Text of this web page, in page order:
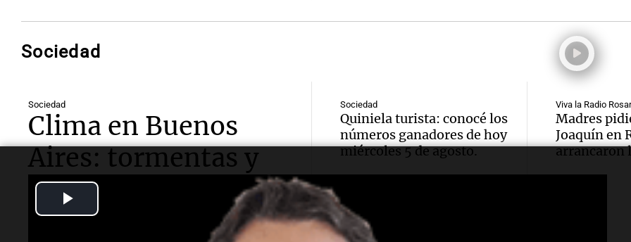
Episodios
herido
Panorama
Episodios
la
atrás
de
Audio.
estuvo
Estudio
Audio.
del
Audio.
Sociedad
Sociedad
Clima en Buenos
Aires: tormentas y
descenso de
temperatura para el
Sociedad
Quiniela turista: conocé los
números ganadores de hoy
miércoles 5 de agosto.
Viva la Radio
Madres
Joaquín en
arrancaron
Sociedad